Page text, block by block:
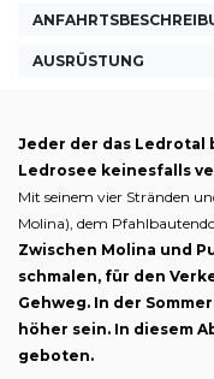
AUSRÜSTUNG
Jeder der das Ledrotal
Ledrosee keinesfalls
Mit seinem vier Stränden
Molina), dem
Zwischen Molina und
schmalen, für den
Gehweg. In der
höher sein. In diesem
geboten.